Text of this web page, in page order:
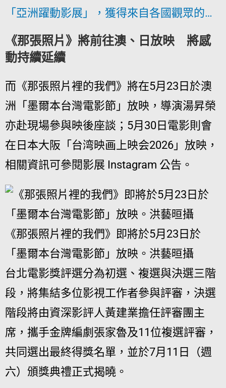
「亞洲躍動影展」，獲得來自各國觀眾的…
《那張照片》將前往澳、日放映 將感
動持續延續
而《那張照片裡的我們》將在5月23日於澳
洲「墨爾本台灣電影節」放映，導演湯昇榮
亦赴現場參與映後座談；5月30日電影則會
在日本大阪「台湾映画上映会2026」放映，
相關資訊可參閱影展 Instagram 公告。
《那張照片裡的我們》即將於5月23日於
「墨爾本台灣電影節」放映。洪藝晅攝
台北電影獎評選分為初選、複選與決選三階
段，將集結多位影視工作者參與評審，決選
階段將由資深影評人黃建業擔任評審團主
席，攜手金牌編劇張家魯及11位複選評審，
共同選出最終得獎名單，並於7月11日（週
六）頒獎典禮正式揭曉。​